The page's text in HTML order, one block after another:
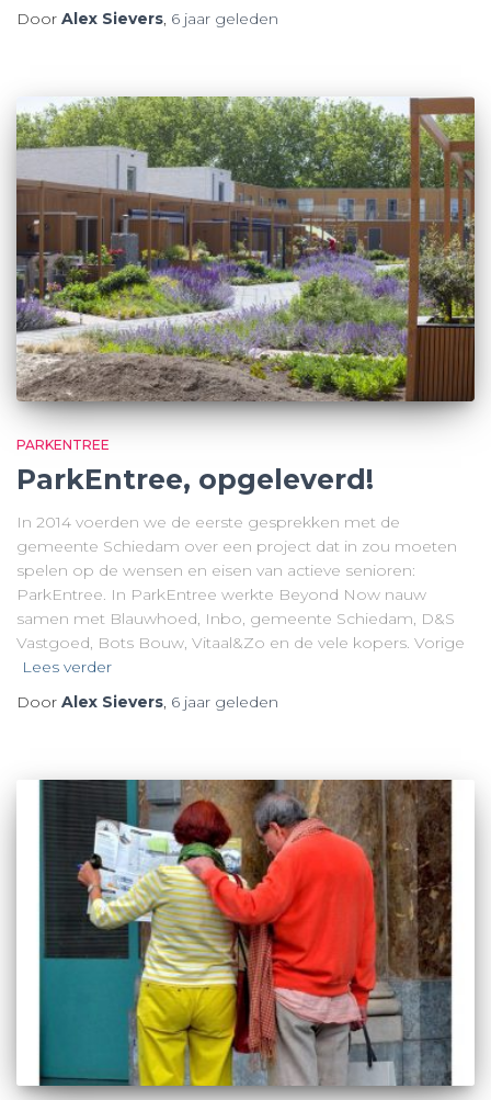
Door Alex Sievers, 6 jaar geleden
PARKENTREE
ParkEntree, opgeleverd!
In 2014 voerden we de eerste gesprekken met de
gemeente Schiedam over een project dat in zou moeten
spelen op de wensen en eisen van actieve senioren:
ParkEntree. In ParkEntree werkte Beyond Now nauw
samen met Blauwhoed, Inbo, gemeente Schiedam, D&S
Vastgoed, Bots Bouw, Vitaal&Zo en de vele kopers. Vorige
Lees verder
Door Alex Sievers, 6 jaar geleden